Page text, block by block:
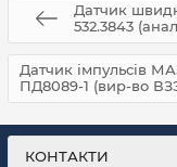
Датчик
532.3843
Датчик імпульсів
ПД8089-1 (вир-во
КОНТАКТИ